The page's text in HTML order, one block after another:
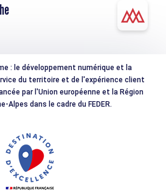
: le développement numérique et la
du territoire et de l'expérience client
par l'Union européenne et la Région
Alpes dans le cadre du FEDER.